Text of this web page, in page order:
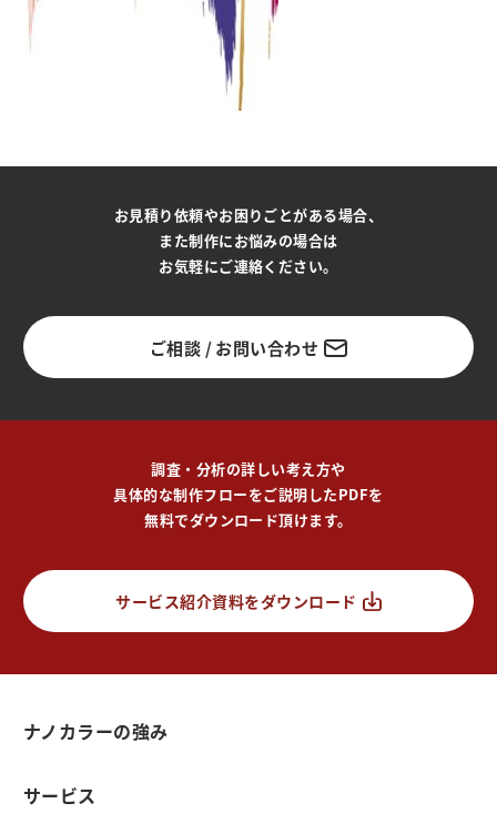
お見積り依頼やお困りごとがある場合、
また制作にお悩みの場合は
お気軽にご連絡ください。
ご相談 / お問い合わせ
調査・分析の詳しい考え方や
具体的な制作フローをご説明したPDFを
無料でダウンロード頂けます。
サービス紹介資料をダウンロード
ナノカラーの強み
サービス